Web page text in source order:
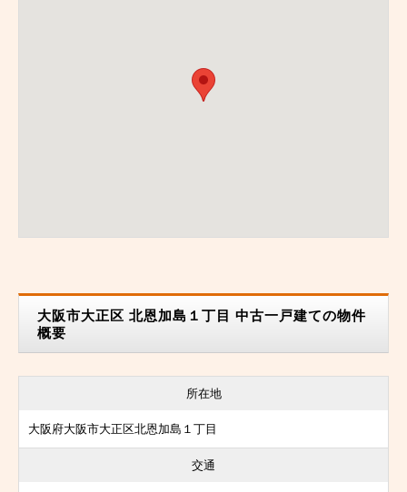
大阪市大正区 北恩加島１丁目 中古一戸建ての物件
概要
所在地
大阪府大阪市大正区北恩加島１丁目
交通